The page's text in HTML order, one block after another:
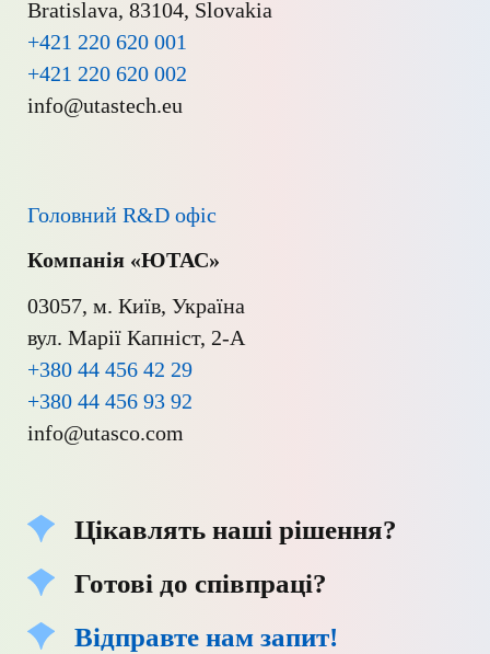
+421 220 620 001
+421 220 620 002
Головний R&D офіс
Компанія «ЮТАС»
03057, м. Київ, Україна
+380 44 456 42 29
+380 44 456 93 92
Цікавлять наші рішення?
Готові до співпраці?
Відправте нам запит!